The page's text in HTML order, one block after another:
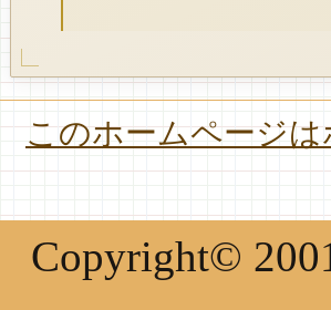
このホームページ
Copyright©